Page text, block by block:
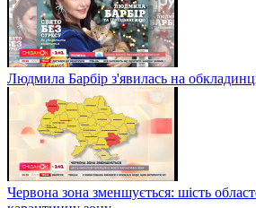
Людмила Барбір з'явилась на
Червона зона зменшується: шість